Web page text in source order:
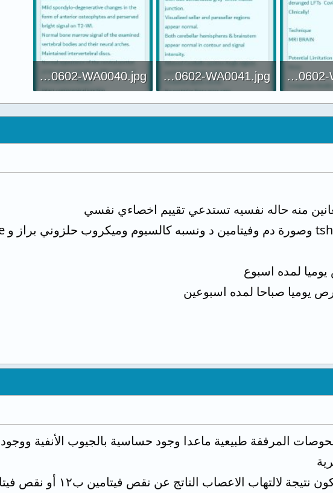
IMG-20220602-WA0042.jpg
76 KB · المشاهدات: 218
IMG-20220602-WA0041.jpg
88 KB · المشاهدات: 203
IMG-20220602-WA0040.jpg
103.5 KB · المشاهدات: 201
منه حاله نفسيه تستدعي تقييم اخصاءي نفسي
لمده اسبوع
يوميا صباحا لمده اسبوعين
المرفقة طبيعية ماعدا وجود حساسية بالجيوب الأنفية
لالتهاب الاعصاب الناتج عن نقص فيتامين ب١٢ أو نقص فيتامين د أو الإصابة بالسكري